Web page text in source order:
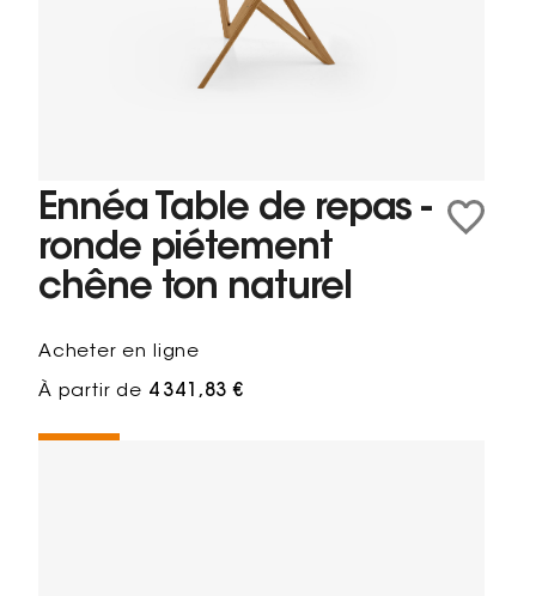
Ennéa Table de repas -
ronde piétement
chêne ton naturel
Acheter en ligne
À partir de 4 341,83 €